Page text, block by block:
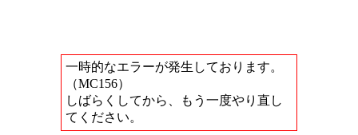
一時的なエラーが発生しております。
（MC156）
しばらくしてから、もう一度やり直し
てください。